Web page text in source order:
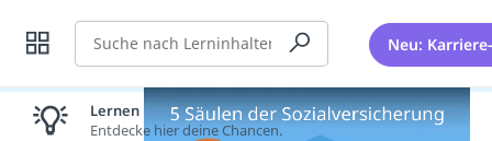
Suche Neu:
Lernen lohnt sich!
Entdecke hier deine Chancen.